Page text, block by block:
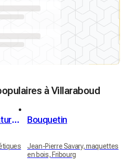
à Villaraboud
Crème Visage Naturelle Fleur d'Immortelle Bouquetin
Jean-Pierre Savary, maquettes
en bois, Fribourg